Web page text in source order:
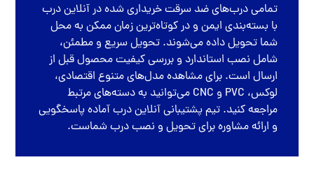
تمامیدرب‌های ضد سرقتخریداری شده درآنلاین درب
با بسته‌بندی ایمن و در کوتاه‌ترین زمان ممکن به محل
شما تحویل داده می‌شوند. تحویل سریع و مطمئن،
شامل نصب استاندارد و بررسی کیفیت محصول قبل از
ارسال است. برای مشاهده مدل‌های متنوع اقتصادی،
لوکس، PVC و CNC می‌توانید به دسته‌های مرتبط
مراجعه کنید. تیم پشتیبانی آنلاین درب آماده پاسخگویی
و ارائه مشاوره برای تحویل و نصب درب شماست.